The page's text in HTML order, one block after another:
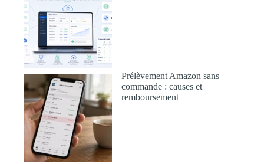
Prélèvement Amazon sans
commande : causes et
remboursement